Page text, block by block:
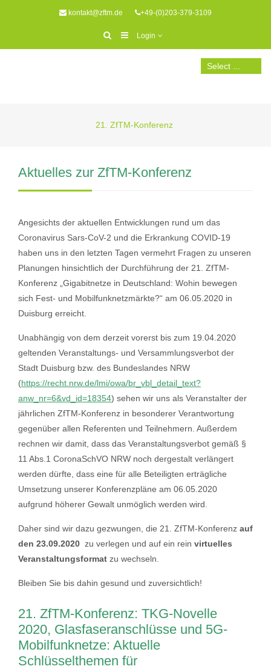
kontakt@zftm.de +49-(0)203-379-3109
Login
21. ZfTM-Konferenz
Aktuelles zur ZfTM-Konferenz
Angesichts der aktuellen Entwicklungen rund um das
Coronavirus Sars-CoV-2 und die Erkrankung COVID-19
haben uns in den letzten Tagen vermehrt Fragen zu unseren
Planungen hinsichtlich der Durchführung der 21. ZfTM-
Konferenz „Gigabitnetze in Deutschland: Wohin bewegen
sich Fest- und Mobilfunknetzmärkte?“ am 06.05.2020 in
Duisburg erreicht.
Unabhängig von dem derzeit vorerst bis zum 19.04.2020
geltenden Veranstaltungs- und Versammlungsverbot der
Stadt Duisburg bzw. des Bundeslandes NRW
(https://recht.nrw.de/lmi/owa/br_vbl_detail_text?
anw_nr=6&vd_id=18354) sehen wir uns als Veranstalter der
jährlichen ZfTM-Konferenz in besonderer Verantwortung
gegenüber allen Referenten und Teilnehmern. Außerdem
rechnen wir damit, dass das Veranstaltungsverbot gemäß §
11 Abs.1 CoronaSchVO NRW noch dergestalt verlängert
werden dürfte, dass eine für alle Beteiligten erträgliche
Umsetzung unserer Konferenzpläne am 06.05.2020
aufgrund höherer Gewalt unmöglich werden wird.
Daher sind wir dazu gezwungen, die 21. ZfTM-Konferenz auf
den 23.09.2020 zu verlegen und auf ein rein virtuelles
Veranstaltungsformat zu wechseln.
Bleiben Sie bis dahin gesund und zuversichtlich!
21. ZfTM-Konferenz: TKG-Novelle
2020, Glasfaseranschlüsse und 5G-
Mobilfunknetze: Aktuelle
Schlüsselthemen für